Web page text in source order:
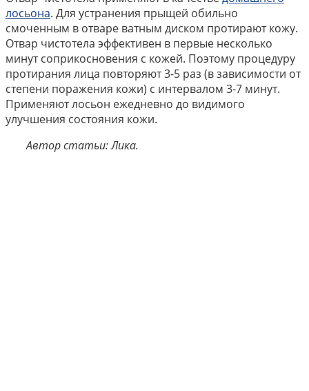
лосьона. Для устранения прыщей обильно
смоченным в отваре ватным диском протирают кожу.
Отвар чистотела эффективен в первые несколько
минут соприкосновения с кожей. Поэтому процедуру
протирания лица повторяют 3-5 раз (в зависимости от
степени поражения кожи) с интервалом 3-7 минут.
Применяют лосьон ежедневно до видимого
улучшения состояния кожи.
Автор статьи: Лика.